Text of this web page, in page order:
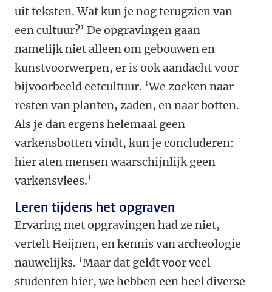
uit teksten. Wat kun je nog terugzien van
een cultuur?’ De opgravingen gaan
namelijk niet alleen om gebouwen en
kunstvoorwerpen, er is ook aandacht voor
bijvoorbeeld eetcultuur. ‘We zoeken naar
resten van planten, zaden, en naar botten.
Als je dan ergens helemaal geen
varkensbotten vindt, kun je concluderen:
hier aten mensen waarschijnlijk geen
varkensvlees.’
Leren tijdens het opgraven
Ervaring met opgravingen had ze niet,
vertelt Heijnen, en kennis van archeologie
nauwelijks. ‘Maar dat geldt voor veel
studenten hier, we hebben een heel diverse